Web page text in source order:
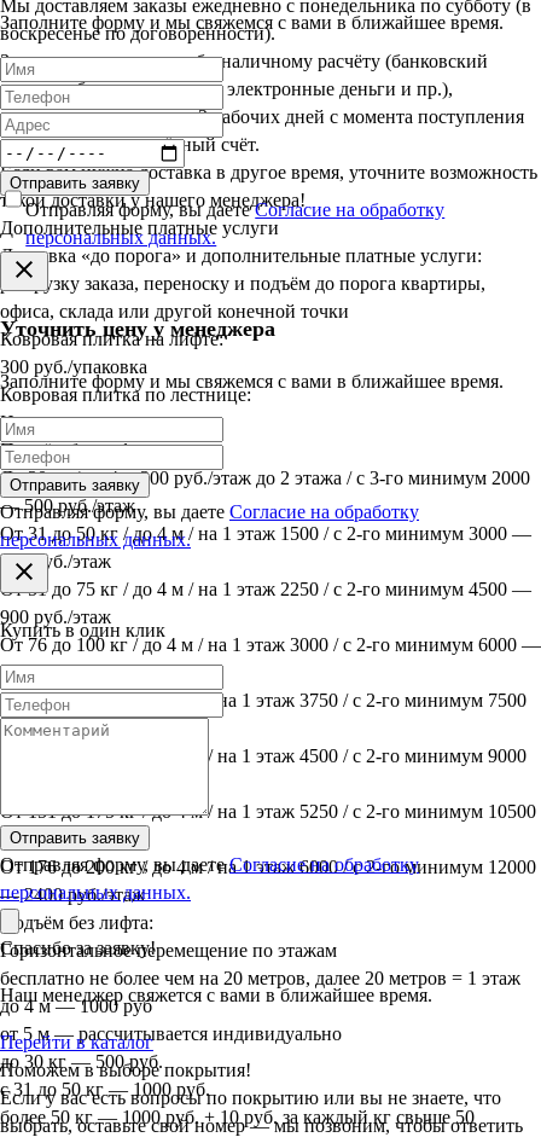
Мы доставляем заказы ежедневно с понедельника по субботу (в
воскресенье по договорённости).
Заказы, оплаченные по безналичному расчёту (банковский
перевод, банковская карта, электронные деньги и пр.),
доставляются в срок до 3 рабочих дней с момента поступления
оплаты на наш расчётный счёт.
Если вам нужна доставка в другое время, уточните возможность
такой доставки у нашего менеджера!
Дополнительные платные услуги
Доставка «до порога» и дополнительные платные услуги:
разгрузку заказа, переноску и подъём до порога квартиры,
офиса, склада или другой конечной точки
Ковровая плитка на лифте:
300 руб./упаковка
Ковровая плитка по лестнице:
Индивидуально
Подъём без лифта:
До 30 кг / до 4 м 300 руб./этаж до 2 этажа / с 3-го минимум 2000
— 500 руб./этаж
От 31 до 50 кг / до 4 м / на 1 этаж 1500 / с 2-го минимум 3000 —
600 руб./этаж
От 51 до 75 кг / до 4 м / на 1 этаж 2250 / с 2-го минимум 4500 —
900 руб./этаж
От 76 до 100 кг / до 4 м / на 1 этаж 3000 / с 2-го минимум 6000 —
1200 руб./этаж
От 101 до 125 кг / до 4 м / на 1 этаж 3750 / с 2-го минимум 7500
— 1500 руб./этаж
От 126 до 150 кг / до 4 м / на 1 этаж 4500 / с 2-го минимум 9000
От 151 до 175 кг / до 4 м / на 1 этаж 5250 / с 2-го минимум 10500
— 2100 руб./этаж
От 176 до 200 кг / до 4 м / на 1 этаж 6000 / с 2-го минимум 12000
— 2400 руб./этаж
Подъём без лифта:
Горизонтальное перемещение по этажам
бесплатно не более чем на 20 метров, далее 20 метров = 1 этаж
до 4 м — 1000 руб
от 5 м — рассчитывается индивидуально
до 30 кг — 500 руб.
с 31 до 50 кг — 1000 руб.
более 50 кг — 1000 руб. + 10 руб. за каждый кг свыше 50
Заполните форму и мы свяжемся с вами в ближайшее время.
Отправить заявку
Отправляя форму, вы даетеСогласие на обработку
персональных данных.
Уточнить цену у менеджера
Заполните форму и мы свяжемся с вами в ближайшее время.
Отправить заявку
Отправляя форму, вы даете Согласие на обработку
персональных данных.
Купить в один клик
Отправить заявку
Отправляя форму, вы даетеСогласие на обработку
персональных данных.
Спасибо за заявку!
Наш менеджер свяжется с вами в ближайшее время.
Перейти в каталог
Поможем в выборе покрытия!
Если у вас есть вопросы по покрытию или вы не знаете, что
выбрать, оставьте свой номер — мы позвоним, чтобы ответить